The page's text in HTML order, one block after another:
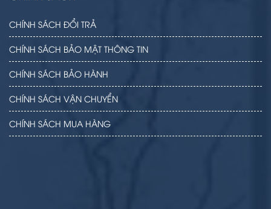
CHÍNH SÁCH ĐỔI TRẢ
CHÍNH SÁCH BẢO MẬT THÔNG TIN
CHÍNH SÁCH BẢO HÀNH
CHÍNH SÁCH VẬN CHUYỂN
CHÍNH SÁCH MUA HÀNG